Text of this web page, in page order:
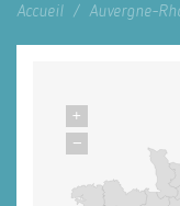
Accueil Auvergne-
+
−